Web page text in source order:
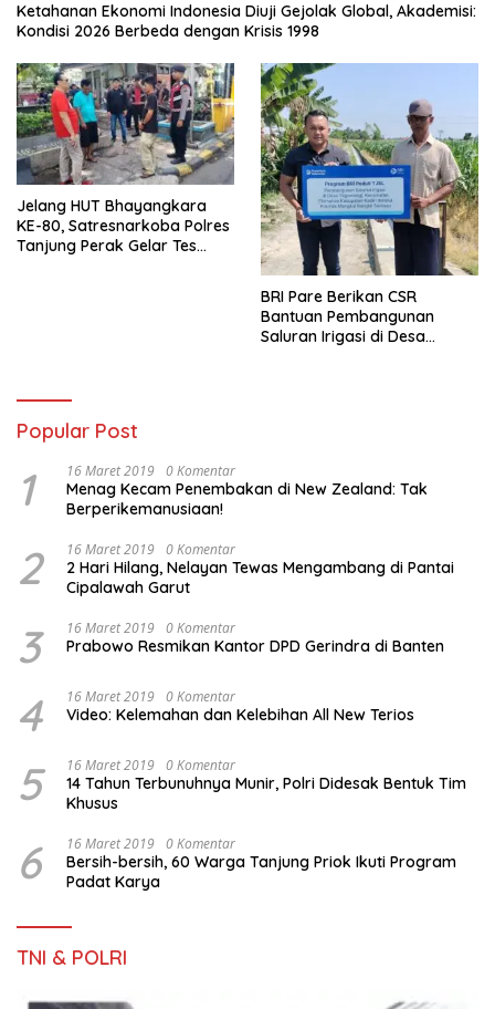
Ketahanan Ekonomi Indonesia Diuji Gejolak Global, Akademisi:
Kondisi 2026 Berbeda dengan Krisis 1998
Jelang HUT Bhayangkara
KE-80, Satresnarkoba Polres
Tanjung Perak Gelar Tes
BRI Pare Berikan CSR
Bantuan Pembangunan
Saluran Irigasi di Desa
Popular Post
1 16 Maret 2019 0 Komentar
Menag Kecam Penembakan di New Zealand: Tak
Berperikemanusiaan!
2 16 Maret 2019 0 Komentar
2 Hari Hilang, Nelayan Tewas Mengambang di Pantai
Cipalawah Garut
3 16 Maret 2019 0 Komentar
Prabowo Resmikan Kantor DPD Gerindra di Banten
4 16 Maret 2019 0 Komentar
Video: Kelemahan dan Kelebihan All New Terios
5 16 Maret 2019 0 Komentar
14 Tahun Terbunuhnya Munir, Polri Didesak Bentuk Tim
Khusus
6 16 Maret 2019 0 Komentar
Bersih-bersih, 60 Warga Tanjung Priok Ikuti Program
Padat Karya
TNI & POLRI